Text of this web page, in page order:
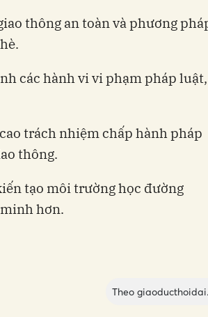
thông an toàn và phương
các hành vi vi phạm pháp luật,
trách nhiệm chấp hành pháp
thông.
tạo môi trường học đường
hơn.
Theo